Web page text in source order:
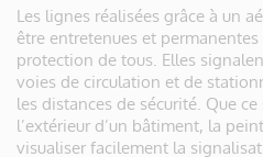
Les lignes réalisées grâce à un
être entretenues et
protection de tous. Elles
voies de circulation et de
les distances de sécurité. Que
l’extérieur d’un bâtiment, la
visualiser facilement la